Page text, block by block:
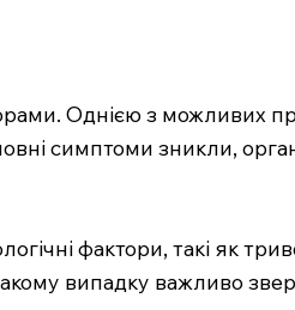
Однією з можливих
симптоми зникли,
фактори, такі як
випадку важливо